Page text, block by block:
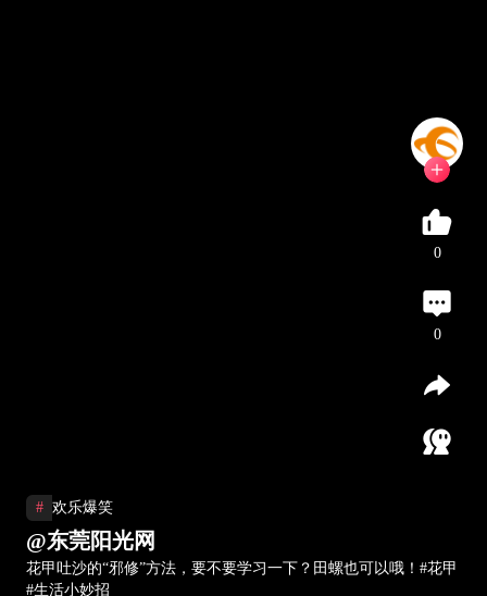
# 欢乐爆笑
@东莞阳光网
花甲吐沙的“邪修”方法，要不要学习一下？田螺也可以哦！#花甲
#生活小妙招
0
0